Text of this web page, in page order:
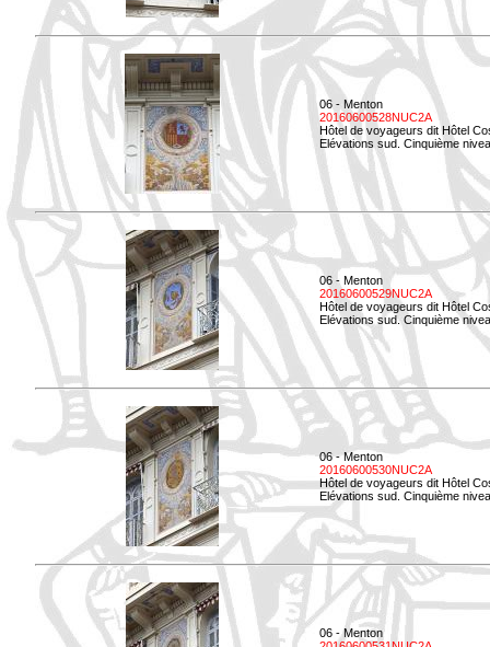
06 - Menton
20160600528NUC2A
Hôtel de voyageurs dit Hôtel
Elévations sud. Cinquième
06 - Menton
20160600529NUC2A
Hôtel de voyageurs dit Hôtel
Elévations sud. Cinquième
06 - Menton
20160600530NUC2A
Hôtel de voyageurs dit Hôtel
Elévations sud. Cinquième
06 - Menton